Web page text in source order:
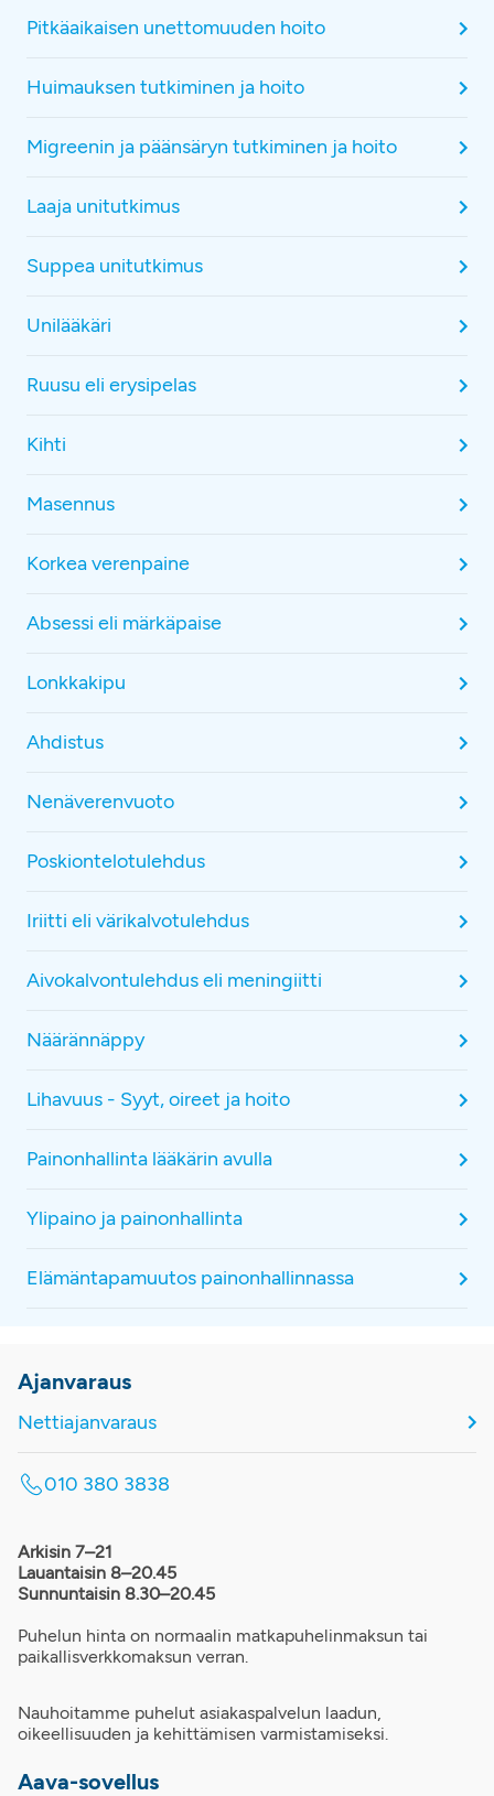
Pitkäaikaisen unettomuuden hoito
Huimauksen tutkiminen ja hoito
Migreenin ja päänsäryn tutkiminen ja hoito
Laaja unitutkimus
Suppea unitutkimus
Unilääkäri
Ruusu eli erysipelas
Kihti
Masennus
Korkea verenpaine
Absessi eli märkäpaise
Lonkkakipu
Ahdistus
Nenäverenvuoto
Poskiontelotulehdus
Iriitti eli värikalvotulehdus
Aivokalvontulehdus eli meningiitti
Näärännäppy
Lihavuus - Syyt, oireet ja hoito
Painonhallinta lääkärin avulla
Ylipaino ja painonhallinta
Elämäntapamuutos painonhallinnassa
Ajanvaraus
Nettiajanvaraus
010 380 3838
Arkisin 7–21
Lauantaisin 8–20.45
Sunnuntaisin 8.30–20.45
Puhelun hinta on normaalin matkapuhelinmaksun tai
paikallisverkkomaksun verran.
Nauhoitamme puhelut asiakaspalvelun laadun,
oikeellisuuden ja kehittämisen varmistamiseksi.
Aava-sovellus